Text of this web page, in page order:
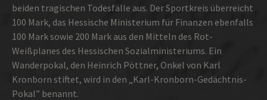
beiden tragischen Todesfälle aus. Der Sportkreis überreicht
100 Mark, das Hessische Ministerium für Finanzen ebenfalls
100 Mark sowie 200 Mark aus den Mitteln des Rot-
Weißplanes des Hessischen Sozialministeriums. Ein
Wanderpokal, den Heinrich Pöttner, Onkel von Karl
Kronborn stiftet, wird in den „Karl-Kronborn-Gedächtnis-
Pokal” benannt.